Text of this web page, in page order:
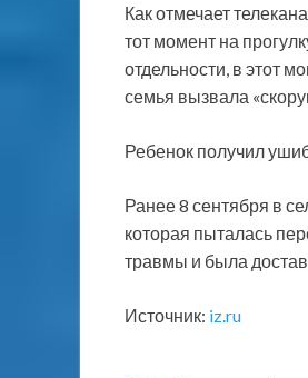
Как отмечает
тот момент на
отдельности, в этот
семья вызвала
Ребенок получил
Ранее 8 сентября в
которая пыталась
травмы и была
Источник: iz.ru